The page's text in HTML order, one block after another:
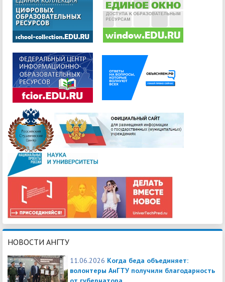
НОВОСТИ АНГТУ
11.06.2026 Когда беда объединяет:
волонтеры АнГТУ получили благодарность